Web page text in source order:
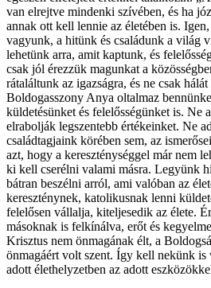
van elrejtve mindenki szívében, és ha
annak ott kell lennie az életében is.
vagyunk, a hitünk és családunk a világ
lehetünk arra, amit kaptunk, és
csak jól érezzük magunkat a
rátaláltunk az igazságra, és ne csak
Boldogasszony Anya oltalmaz
küldetésünket és felelősségünket is. Ne
elrabolják legszentebb értékeinket. Ne
családtagjaink körében sem, az
azt, hogy a kereszténységgel már nem
ki kell cserélni valami másra. Legyünk
bátran beszélni arról, ami valóban az
kereszténynek, katolikusnak lenni
felelősen vállalja, kiteljesedik az élete.
másoknak is felkínálva, erőt és
Krisztus nem önmagának élt, a
önmagáért volt szent. Így kell nekünk
adott élethelyzetben az adott